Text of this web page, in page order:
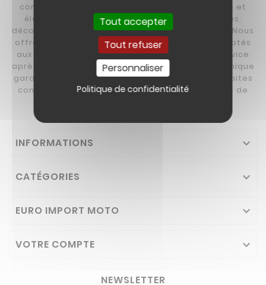
compétitifs, comprenant des modèles essence et
électriques. Pour les adolescents et les adultes,
découvrez nos motos et quads de 110cc à 300cc. Nous
offrons également des buggys et des karts adaptés
aux enfants dès 4 ans et aux adultes. Notre service
après-vente réactif et notre assistance téléphonique
garantissent une expérience client sans souci. Faites
confiance à Euro Import Moto pour des produits de
INFORMATIONS 
CATÉGORIES 
EURO IMPORT MOTO 
VOTRE COMPTE 
NEWSLETTER
Tout accepter
Tout refuser
Personnaliser
Politique de confidentialité